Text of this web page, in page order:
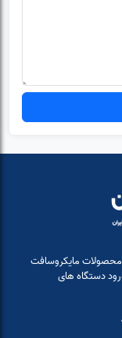
محصولات مایکروسافت
1391 و همزمان با ورود دستگاه های